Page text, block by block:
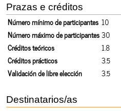
Prazas e créditos
Número mínimo de participantes 10
Número máximo de participantes 30
Créditos teóricos
1.8
Créditos prácticos
3.5
Validación de libre elección
3.5
Destinatarios/as